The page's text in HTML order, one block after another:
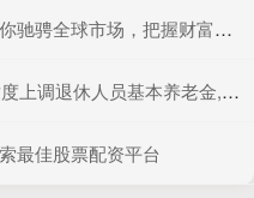
骋全球市场，把握财富机遇
人员基本养老金, 4类人将会受益!
最佳股票配资平台